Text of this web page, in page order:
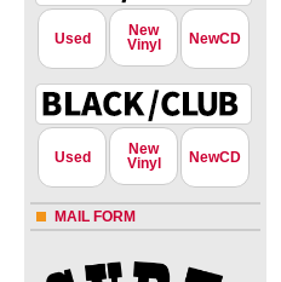
Used
New
Vinyl
NewCD
Used
New
Vinyl
NewCD
MAIL FORM